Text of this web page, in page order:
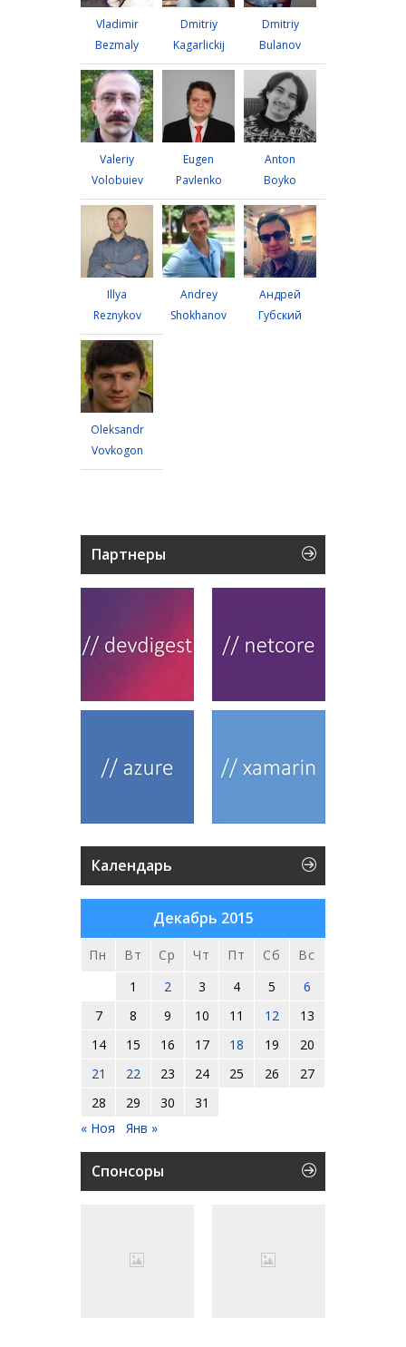
Vladimir
Bezmaly
Dmitriy
Kagarlickij
Dmitriy
Bulanov
Valeriy
Volobuiev
Eugen
Pavlenko
Anton
Boyko
Illya
Reznykov
Andrey
Shokhanov
Андрей
Губский
Oleksandr
Vovkogon
Партнеры
Календарь
Декабрь 2015
Пн Вт Ср Чт Пт Сб
Вс
1
2 3 4 5
6
7
8 9 10 11 12
13
14
15 16 17 18 19
20
21
22 23 24 25 26
27
28
29 30
31
« Ноя
Янв »
Спонсоры